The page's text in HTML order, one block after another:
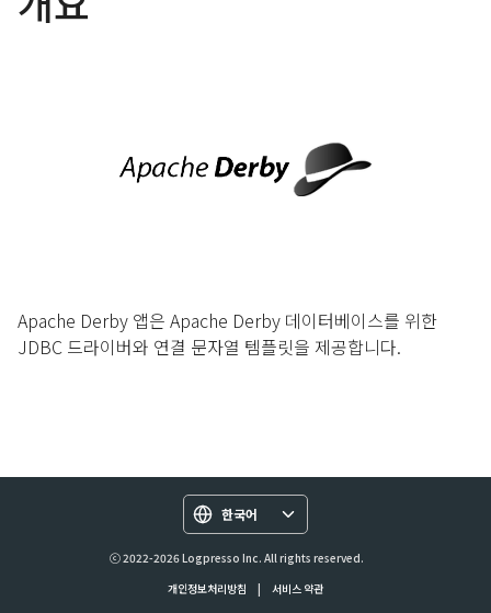
Apache Derby 앱은 Apache Derby 데이터베이스를 위한
JDBC 드라이버와 연결 문자열 템플릿을 제공합니다.
한국어
ⓒ 2022-2026 Logpresso Inc. All rights reserved.
개인정보처리방침
| 서비스 약관